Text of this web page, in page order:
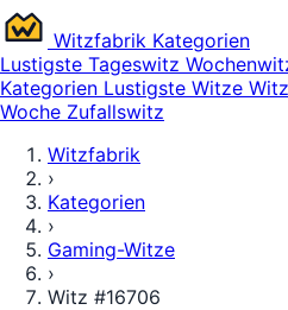
Witzfabrik Kategorien
Lustigste Tageswitz
Kategorien Lustigste Witze
Woche Zufallswitz
Witzfabrik
›
Kategorien
›
Gaming-Witze
›
Witz #16706